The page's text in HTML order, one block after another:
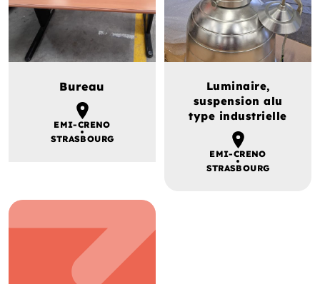
Bureau
EMI-CRENO
STRASBOURG
Luminaire,
suspension alu
type industrielle
EMI-CRENO
STRASBOURG